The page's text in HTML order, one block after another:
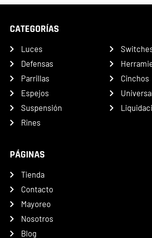
CATEGORÍAS
Luces
Defensas
Parrillas
Espejos
Suspensión
Rines
Cinchos
PÁGINAS
Tienda
Contacto
Mayoreo
Nosotros
Blog